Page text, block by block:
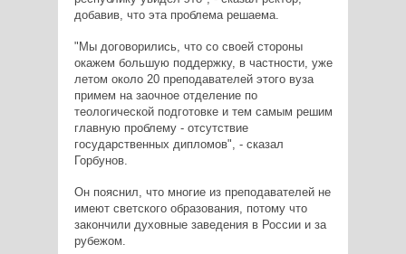
добавив, что эта проблема решаема.
"Мы договорились, что со своей стороны
окажем большую поддержку, в частности, уже
летом около 20 преподавателей этого вуза
примем на заочное отделение по
теологической подготовке и тем самым решим
главную проблему - отсутствие
государственных дипломов", - сказал
Горбунов.
Он пояснил, что многие из преподавателей не
имеют светского образования, потому что
закончили духовные заведения в России и за
рубежом.